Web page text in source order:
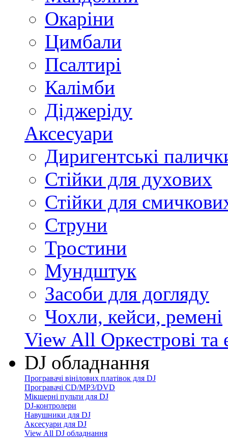
Окаріни
Цимбали
Псалтирі
Калімби
Діджеріду
Аксесуари
Диригентські
Стійки для духових
Стійки для
Струни
Тростини
Мундштук
Засоби для догляду
Чохли, кейси, ремені
View All Оркестрові та
DJ обладнання
Програвачі вінілових платівок для DJ
Програвачі CD/MP3/DVD
Мікшерні пульти для DJ
DJ-контролери
Навушники для DJ
Аксесуари для DJ
View All DJ обладнання